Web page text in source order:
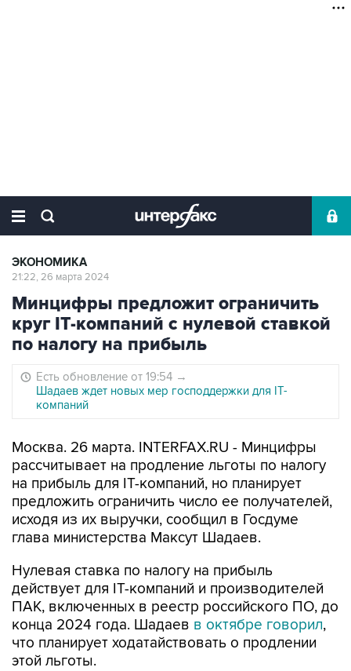
ЭКОНОМИКА
21:22, 26 марта 2024
Минцифры предложит ограничить
круг IT-компаний с нулевой ставкой
по налогу на прибыль
Есть обновление от 19:54 →
Шадаев ждет новых мер господдержки для IT-
компаний
Москва. 26 марта. INTERFAX.RU - Минцифры
рассчитывает на продление льготы по налогу
на прибыль для IT-компаний, но планирует
предложить ограничить число ее получателей,
исходя из их выручки, сообщил в Госдуме
глава министерства Максут Шадаев.
Нулевая ставка по налогу на прибыль
действует для IT-компаний и производителей
ПАК, включенных в реестр российского ПО, до
конца 2024 года. Шадаев в октябре говорил,
что планирует ходатайствовать о продлении
этой льготы.